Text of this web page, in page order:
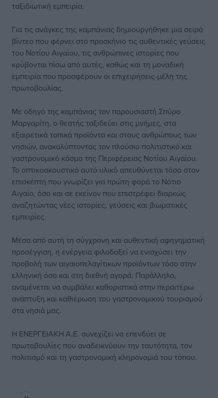
ταξιδιωτική εμπειρία.
Για τις ανάγκες της καμπάνιας δημιουργήθηκε μια σειρά
βίντεο που φέρνει στο προσκήνιο τις αυθεντικές γεύσεις
του Νοτίου Αιγαίου, τις ανθρώπινες ιστορίες που
κρύβονται πίσω από αυτές, καθώς και τη μοναδική
εμπειρία που προσφέρουν οι επιχειρήσεις-μέλη της
πρωτοβουλίας.
Με οδηγό της καμπάνιας τον παρουσιαστή Σπύρο
Μαργαρίτη, ο θεατής ταξιδεύει στις μνήμες, στα
εξαιρετικά τοπικά προϊόντα και στους ανθρώπους των
νησιών, ανακαλύπτοντας τον πλούσιο πολιτιστικό και
γαστρονομικό κόσμο της Περιφέρειας Νοτίου Αιγαίου.
Το οπτικοακουστικό αυτό υλικό απευθύνεται τόσο στον
επισκέπτη που γνωρίζει για πρώτη φορά το Νότιο
Αιγαίο, όσο και σε εκείνον που επιστρέφει διαρκώς
αναζητώντας νέες ιστορίες, γεύσεις και βιωματικές
εμπειρίες.
Μέσα από αυτή τη σύγχρονη και αυθεντική αφηγηματική
προσέγγιση, η ενέργεια φιλοδοξεί να ενισχύσει την
προβολή των αιγαιοπελαγίτικων προϊόντων τόσο στην
ελληνική όσο και στη διεθνή αγορά. Παράλληλα,
αναμένεται να συμβάλει καθοριστικά στην περαιτέρω
ανάπτυξη και καθιέρωση του γαστρονομικού τουρισμού
στα νησιά μας.
Η ΕΝΕΡΓΕΙΑΚΗ Α.Ε. συνεχίζει να επενδύει σε
πρωτοβουλίες που αναδεικνύουν την ταυτότητα, τον
πολιτισμό και τη γαστρονομική κληρονομιά του τόπου.